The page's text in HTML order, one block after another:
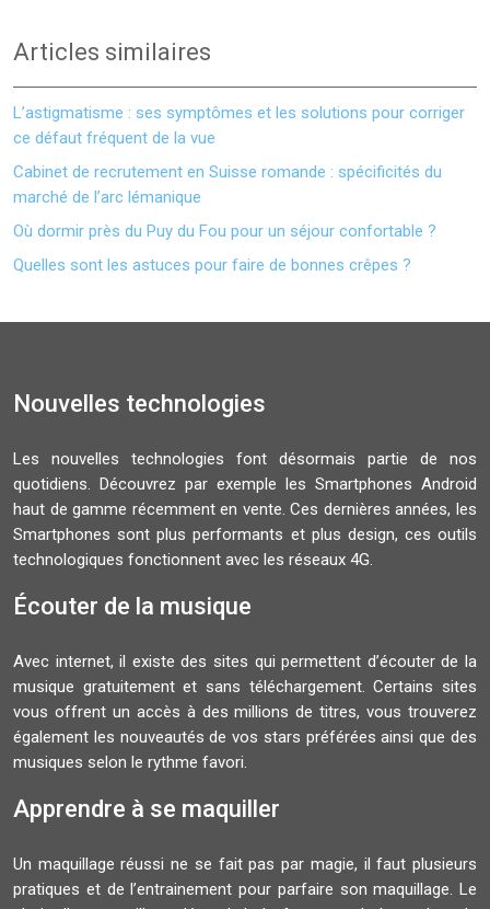
Articles similaires
L’astigmatisme : ses symptômes et les solutions pour corriger
ce défaut fréquent de la vue
Cabinet de recrutement en Suisse romande : spécificités du
marché de l’arc lémanique
Où dormir près du Puy du Fou pour un séjour confortable ?
Quelles sont les astuces pour faire de bonnes crêpes ?
Nouvelles technologies
Les nouvelles technologies font désormais partie de nos
quotidiens. Découvrez par exemple les Smartphones Android
haut de gamme récemment en vente. Ces dernières années, les
Smartphones sont plus performants et plus design, ces outils
technologiques fonctionnent avec les réseaux 4G.
Écouter de la musique
Avec internet, il existe des sites qui permettent d’écouter de la
musique gratuitement et sans téléchargement. Certains sites
vous offrent un accès à des millions de titres, vous trouverez
également les nouveautés de vos stars préférées ainsi que des
musiques selon le rythme favori.
Apprendre à se maquiller
Un maquillage réussi ne se fait pas par magie, il faut plusieurs
pratiques et de l’entrainement pour parfaire son maquillage. Le